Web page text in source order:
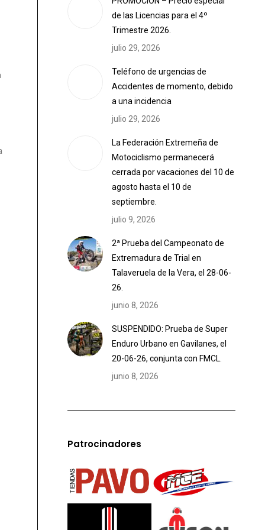
de las Licencias para el 4º
Trimestre 2026.
julio 29, 2026
Teléfono de urgencias de
Accidentes de momento, debido
a una incidencia
julio 29, 2026
La Federación Extremeña de
Motociclismo permanecerá
cerrada por vacaciones del 10 de
agosto hasta el 10 de
septiembre.
julio 9, 2026
2ª Prueba del Campeonato de
Extremadura de Trial en
Talaveruela de la Vera, el 28-06-
26.
junio 8, 2026
SUSPENDIDO: Prueba de Super
Enduro Urbano en Gavilanes, el
20-06-26, conjunta con FMCL.
junio 8, 2026
Patrocinadores